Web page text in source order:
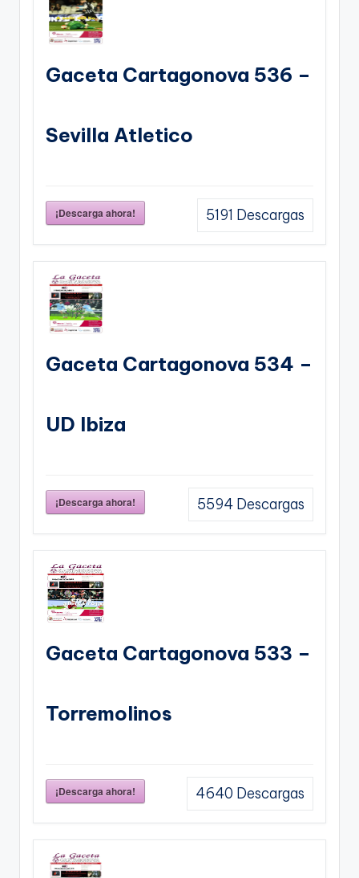
Gaceta Cartagonova 536 –
Sevilla Atletico
¡Descarga ahora! 5191 Descargas
Gaceta Cartagonova 534 –
UD Ibiza
¡Descarga ahora! 5594 Descargas
Gaceta Cartagonova 533 –
Torremolinos
¡Descarga ahora! 4640 Descargas